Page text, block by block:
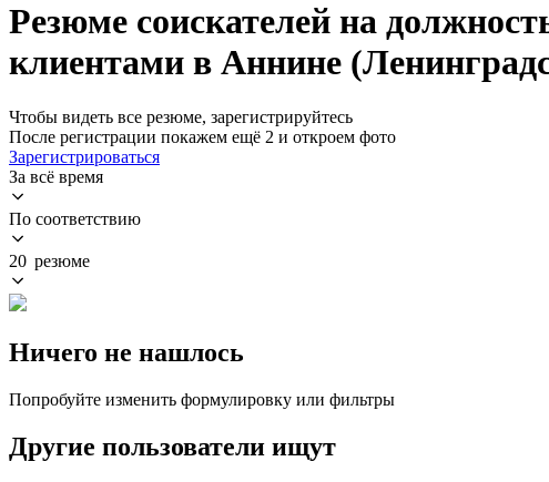
Резюме соискателей на
клиентами в Аннине
Чтобы видеть все резюме, зарегистрируйтесь
После регистрации покажем ещё 2 и откроем фото
Зарегистрироваться
За всё время
По соответствию
20 резюме
Ничего не нашлось
Попробуйте изменить формулировку или фильтры
Другие пользователи ищут